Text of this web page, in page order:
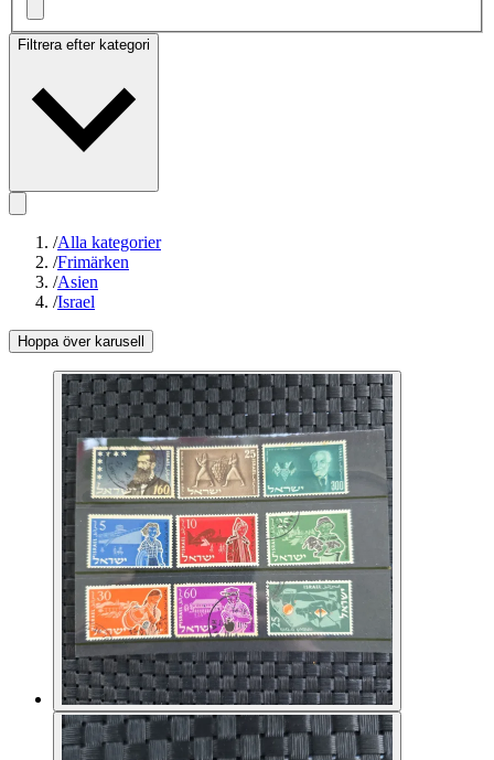
Filtrera efter kategori
/Alla kategorier
/Frimärken
/Asien
/Israel
Hoppa över karusell